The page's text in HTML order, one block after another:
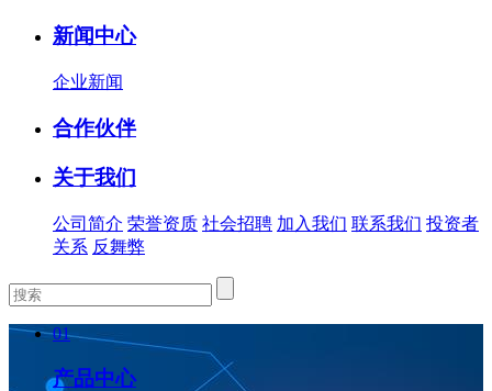
新闻中心
企业新闻
合作伙伴
关于我们
公司简介 荣誉资质 社会招聘 加入我们 联系我们 投资者
关系 反舞弊
01
产品中心